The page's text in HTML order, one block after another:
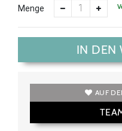
Menge
IN DEN
AUF